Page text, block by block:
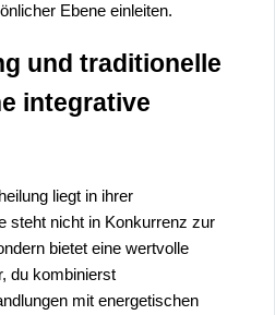
Ebene einleiten.
und traditionelle
integrative
liegt in ihrer
steht nicht in Konkurrenz zur
bietet eine wertvolle
du kombinierst
mit energetischen